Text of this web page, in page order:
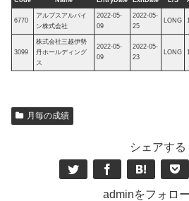
6770
アルプスアルパイ
ン株式会社
2022-05-
09
2022-05-
25
LONG
3099
株式会社三越伊勢
丹ホールディング
ス
2022-05-
09
2022-05-
23
LONG
月毎の成績
シェアする
adminをフォロ